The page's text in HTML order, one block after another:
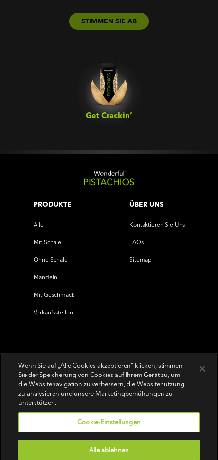
STIMMEN SIE AB
Get Crackin’‎
PRODUKTE
Alle
Mit Schale
Ohne Schale
Mandeln
Mit Geschmack
Verkaufsstellen
ÜBER UNS
Kontaktieren Sie Uns
FAQs
Sitemap
Nutzungsbedingungen | Datenschutz-Bestimmungen
Wenn Sie auf „Alle Cookies akzeptieren“ klicken, stimmen
Sie der Speicherung von Cookies auf Ihrem Gerät zu, um
die Websitenavigation zu verbessern, die Websitenutzung
zu analysieren und unsere Marketingbemühungen zu
unterstützen.
Cookie-Einstellungen
Alle ablehnen